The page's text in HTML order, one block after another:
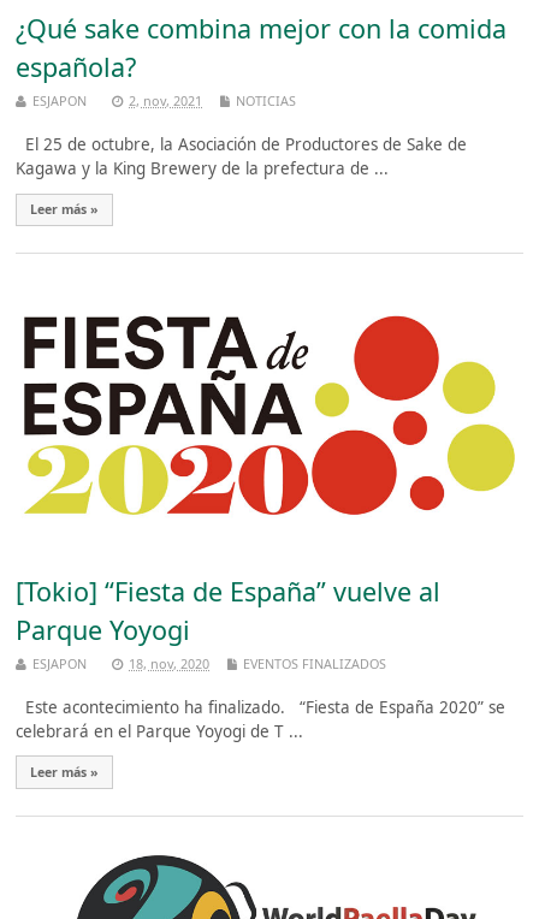
¿Qué sake combina mejor con la comida
española?
ESJAPON 2, nov, 2021 NOTICIAS
El 25 de octubre, la Asociación de Productores de Sake de
Kagawa y la King Brewery de la prefectura de ...
Leer más »
[Tokio] “Fiesta de España” vuelve al
Parque Yoyogi
ESJAPON 18, nov, 2020 EVENTOS FINALIZADOS
Este acontecimiento ha finalizado. “Fiesta de España 2020” se
celebrará en el Parque Yoyogi de T ...
Leer más »